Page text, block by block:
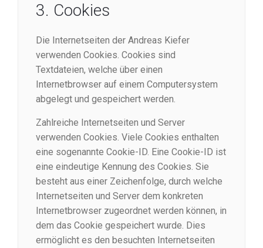
3. Cookies
Die Internetseiten der Andreas Kiefer
verwenden Cookies. Cookies sind
Textdateien, welche über einen
Internetbrowser auf einem Computersystem
abgelegt und gespeichert werden.
Zahlreiche Internetseiten und Server
verwenden Cookies. Viele Cookies enthalten
eine sogenannte Cookie-ID. Eine Cookie-ID ist
eine eindeutige Kennung des Cookies. Sie
besteht aus einer Zeichenfolge, durch welche
Internetseiten und Server dem konkreten
Internetbrowser zugeordnet werden können, in
dem das Cookie gespeichert wurde. Dies
ermöglicht es den besuchten Internetseiten